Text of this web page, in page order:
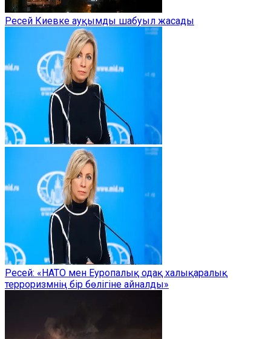
Ресей Киевке ауқымды шабуыл жасады
Ресей: «НАТО мен Еуропалық одақ халықаралық
терроризмнің бір бөлігіне айналды»